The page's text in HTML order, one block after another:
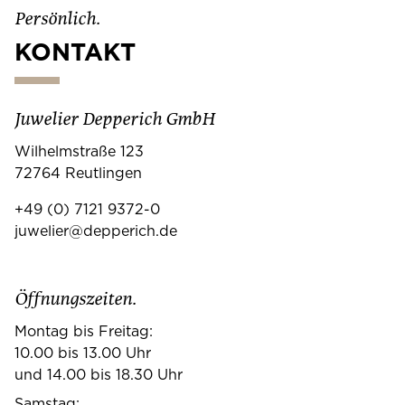
Persönlich.
KONTAKT
Juwelier Depperich GmbH
Wilhelmstraße 123
72764 Reutlingen
+49 (0) 7121 9372-0
juwelier@depperich.de
Öffnungszeiten.
Montag bis Freitag:
10.00 bis 13.00 Uhr
und 14.00 bis 18.30 Uhr